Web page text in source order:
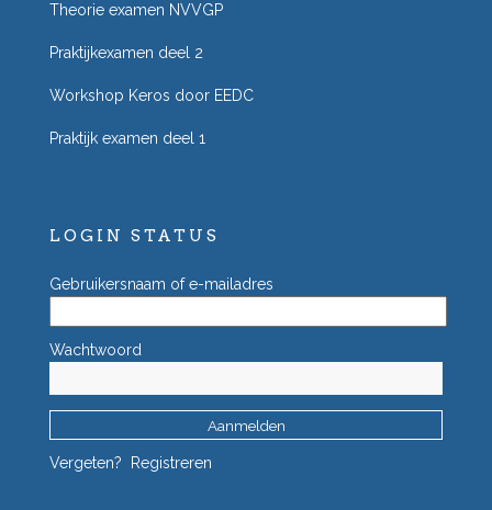
Theorie examen NVVGP
Praktijkexamen deel 2
Workshop Keros door EEDC
Praktijk examen deel 1
LOGIN STATUS
Gebruikersnaam of e-mailadres
Wachtwoord
Vergeten? Registreren